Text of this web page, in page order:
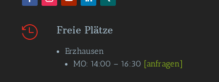
 Freie Plätze
Erzhausen
MO: 14:00 – 16:30 [anfragen]